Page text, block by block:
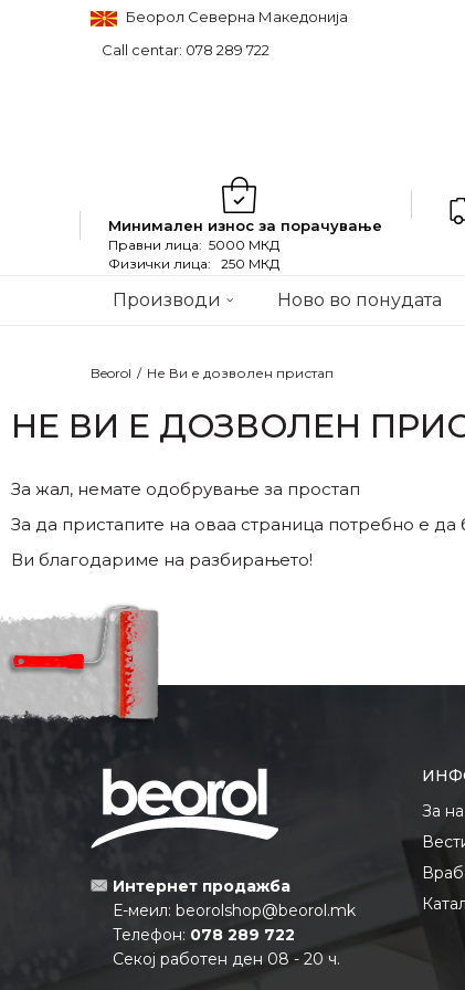
Беорол Северна Македонија
Call centar: 078 289 722
Минимален износ за порачување
Правни лица: 5000 МКД
Физички лица: 250 МКД
Производи Ново во понудата
Beorol Не Ви е дозволен пристап
НЕ ВИ Е ДОЗВОЛЕН
За жал, немате одобрување за простап
За да пристапите на оваа страница потребно е да
Ви благодариме на разбирањето!
Интернет продажба
Е-меил: beorolshop@beorol.mk
Телефон: 078 289 722
Секој работен ден 08 - 20 ч.
За